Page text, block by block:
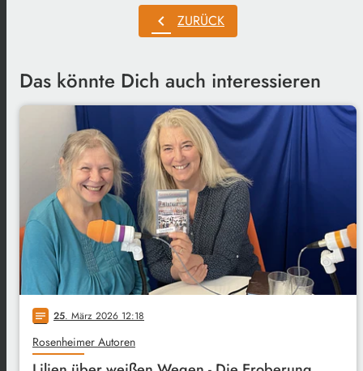
chevron_left ZURÜCK
Das könnte Dich auch interessieren
notes 25. März 2026 12:18
Rosenheimer Autoren